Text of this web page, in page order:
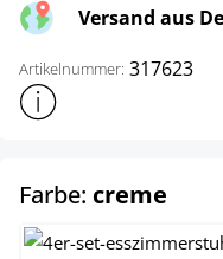
Versand aus
Artikelnummer: 317623
Weitere
Farbe: creme